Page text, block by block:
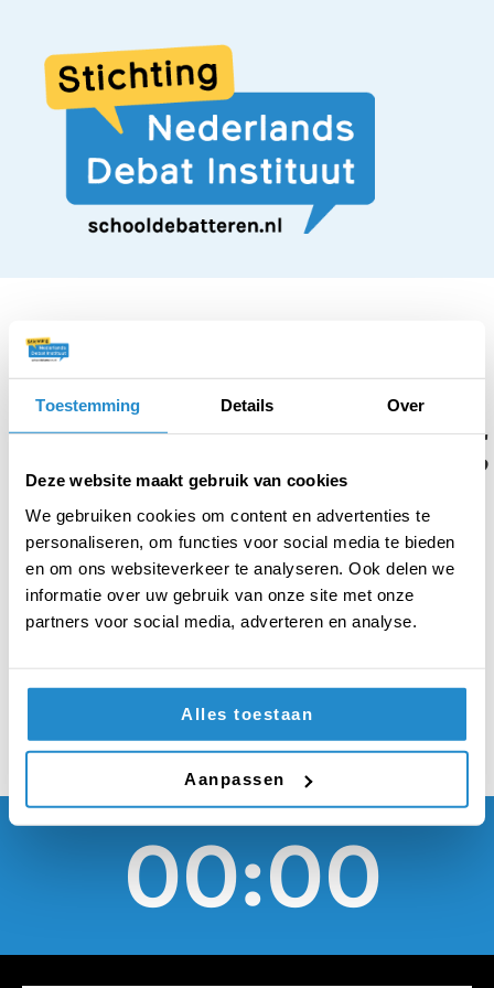
Toestemming Details Over
Deze website maakt gebruik van cookies
We gebruiken cookies om content en advertenties te
personaliseren, om functies voor social media te bieden
en om ons websiteverkeer te analyseren. Ook delen we
informatie over uw gebruik van onze site met onze
partners voor social media, adverteren en analyse.
Alles toestaan
Aanpassen
STELLING
De officiële benaming
van gefrituurde
aardappelreepjes
moet gewijzigd
worden naar friet
00:00